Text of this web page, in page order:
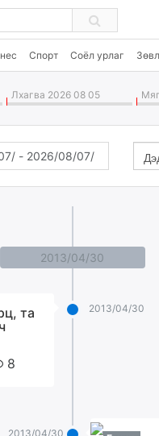
Спорт Соёл урлаг
Лхагва 2026 08 05
2013/04/30
2013/04/30
та
8
2013/04/30